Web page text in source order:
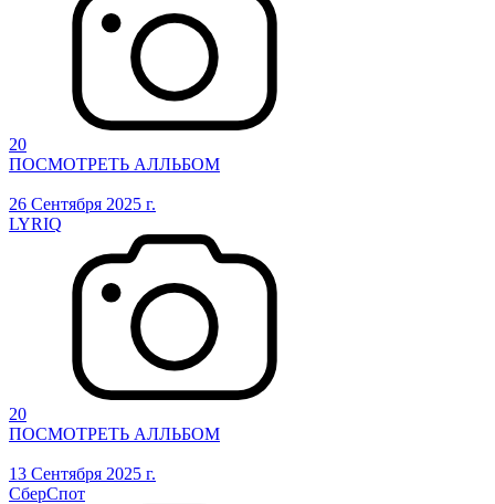
20
ПОСМОТРЕТЬ АЛЛЬБОМ
26 Сентября 2025 г.
LYRIQ
20
ПОСМОТРЕТЬ АЛЛЬБОМ
13 Сентября 2025 г.
СберСпот